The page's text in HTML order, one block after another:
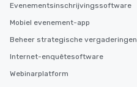
Evenementsinschrijvingssoftware
Mobiel evenement-app
Beheer strategische vergaderingen
Internet-enquêtesoftware
Webinarplatform